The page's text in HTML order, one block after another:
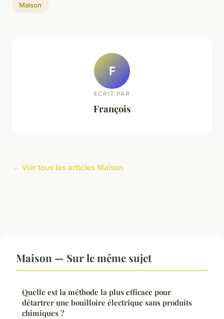
Maison
F
ECRIT PAR
François
← Voir tous les articles Maison
Maison — Sur le même sujet
Quelle est la méthode la plus efficace pour
détartrer une bouilloire électrique sans produits
chimiques ?